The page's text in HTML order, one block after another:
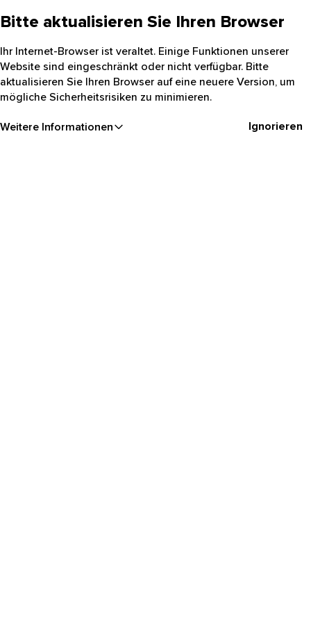
Bitte aktualisieren Sie Ihren Browser
Ihr Internet-Browser ist veraltet. Einige Funktionen unserer
Website sind eingeschränkt oder nicht verfügbar. Bitte
aktualisieren Sie Ihren Browser auf eine neuere Version, um
mögliche Sicherheitsrisiken zu minimieren.
Weitere Informationen Ignorieren